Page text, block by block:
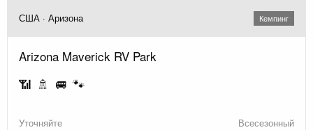
США · Аризона Кемпинг
Arizona Maverick RV Park
📶 🚿 🚐 🐾
Уточняйте Всесезонный